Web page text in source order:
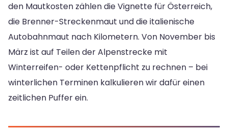
den Mautkosten zählen die Vignette für Österreich,
die Brenner-Streckenmaut und die italienische
Autobahnmaut nach Kilometern. Von November bis
März ist auf Teilen der Alpenstrecke mit
Winterreifen- oder Kettenpflicht zu rechnen – bei
winterlichen Terminen kalkulieren wir dafür einen
zeitlichen Puffer ein.